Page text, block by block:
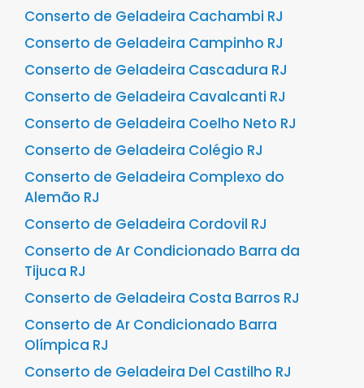
Conserto de Geladeira Cachambi RJ
Conserto de Geladeira Campinho RJ
Conserto de Geladeira Cascadura RJ
Conserto de Geladeira Cavalcanti RJ
Conserto de Geladeira Coelho Neto RJ
Conserto de Geladeira Colégio RJ
Conserto de Geladeira Complexo do
Alemão RJ
Conserto de Geladeira Cordovil RJ
Conserto de Ar Condicionado Barra da
Tijuca RJ
Conserto de Geladeira Costa Barros RJ
Conserto de Ar Condicionado Barra
Olímpica RJ
Conserto de Geladeira Del Castilho RJ